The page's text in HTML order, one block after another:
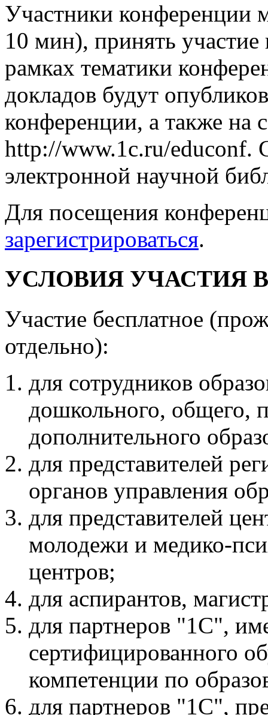
Участники конференции
10 мин), принять
рамках тематики
докладов будут
конференции, а также
http://www.1c.ru/educonf.
электронной научной
Для посещения
зарегистрироваться.
УСЛОВИЯ УЧАСТИЯ
Участие бесплатное
отдельно):
для сотрудников
дошкольного, общего,
дополнительного
для представителей
органов управления
для представителей
молодежи и медико-
центров;
для аспирантов,
для партнеров "1С",
сертифицированного
компетенции по
для партнеров "1С",